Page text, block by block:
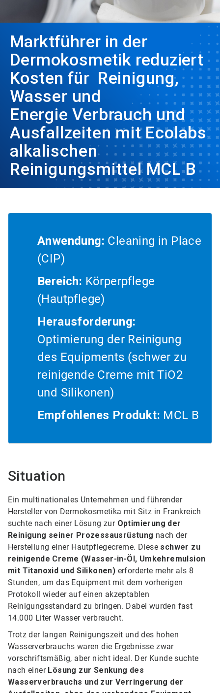
Marktführer in der
Dermokosmetik reduziert
Kosten für Reinigung,
Wasser und
EnergieVerbrauch und
Ausfallzeiten mit Ecolabs
alkalischen
Reinigungsmittel MCL B
Anwendung: Cleaning in Place
(CIP)
Bereich: Körperpflege
(Hautpflege)
Herausforderung:
Optimierung der Reinigung
des Equipments (schwer zu
reinigende Creme mit TiO2
und Silikonen)
Empfohlenes Produkt: MCL B
Situation
Ein multinationales Unternehmen und führender
Hersteller von Dermokosmetika mit Sitz in Frankreich
suchte nach einer Lösung zur Optimierung der
Reinigung seiner Prozessausrüstung nach der
Herstellung einer Hautpflegecreme. Diese schwer zu
reinigende Creme (Wasser-in-Öl, Umkehremulsion
mit Titanoxid und Silikonen) erforderte mehr als 8
Stunden, um das Equipment mit dem vorherigen
Protokoll wieder auf einen akzeptablen
Reinigungsstandard zu bringen. Dabei wurden fast
14.000 Liter Wasser verbraucht.
Trotz der langen Reinigungszeit und des hohen
Wasserverbrauchs waren die Ergebnisse zwar
vorschriftsmäßig, aber nicht ideal. Der Kunde suchte
nach einer Lösung zur Senkung des
Wasserverbrauchs und zur Verringerung der